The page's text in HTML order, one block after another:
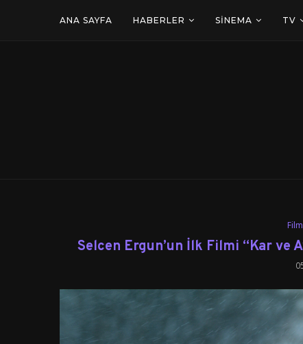
ANA SAYFA HABERLER SINEMA TV
Selcen Ergun’un İlk Filmi “Kar ve